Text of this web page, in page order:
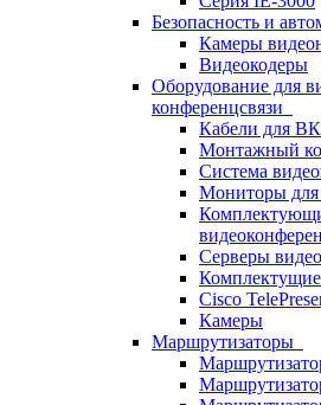
Безопасность и
Камеры
Видеокодеры
Оборудование для
конференцсвязи
Кабели для
Монтажный
Система
Мониторы
Серверы
Комплектущие
Cisco
Камеры
Маршрутизаторы